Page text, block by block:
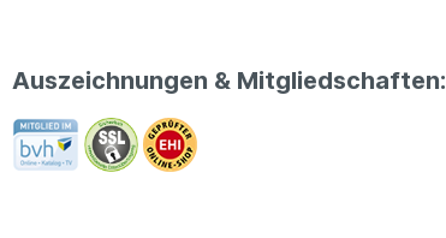
Auszeichnungen & Mitgliedschaften: